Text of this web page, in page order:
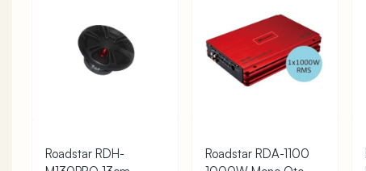
Roadstar RDH-
Roadstar RDA-1100